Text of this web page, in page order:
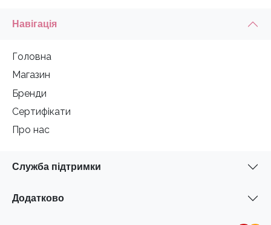
Навігація
Головна
Магазин
Бренди
Сертифікати
Про нас
Служба підтримки
Додатково